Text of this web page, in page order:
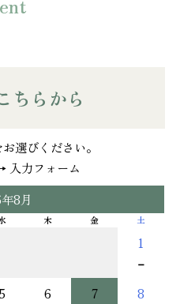
ちらから
選びください。
入力フォーム
8月
木 金 土
1
－
6
7
8